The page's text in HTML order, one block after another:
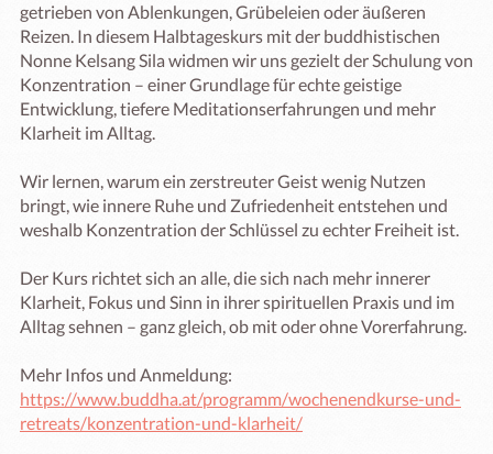
getrieben von Ablenkungen, Grübeleien oder äußeren
Reizen. In diesem Halbtageskurs mit der buddhistischen
Nonne Kelsang Sila widmen wir uns gezielt der Schulung von
Konzentration – einer Grundlage für echte geistige
Entwicklung, tiefere Meditationserfahrungen und mehr
Klarheit im Alltag.
Wir lernen, warum ein zerstreuter Geist wenig Nutzen
bringt, wie innere Ruhe und Zufriedenheit entstehen und
weshalb Konzentration der Schlüssel zu echter Freiheit ist.
Der Kurs richtet sich an alle, die sich nach mehr innerer
Klarheit, Fokus und Sinn in ihrer spirituellen Praxis und im
Alltag sehnen – ganz gleich, ob mit oder ohne Vorerfahrung.
https://www.buddha.at/programm/wochenendkurse-und-
retreats/konzentration-und-klarheit/